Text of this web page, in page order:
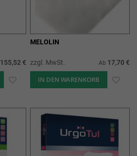
155,52 €
ZUR
HINZUFÜGEN
MELOLIN
zzgl. MwSt. Ab 17,70 €
IN DEN WARENKORB ZUR